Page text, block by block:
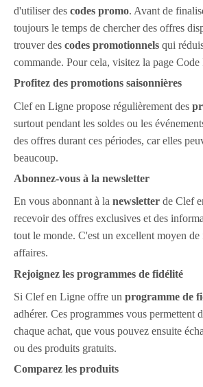
d'utiliser des codes promo. Avant de
toujours le temps de chercher des offres
trouver des codes promotionnels qui
commande. Pour cela, visitez la page
Profitez des promotions saisonnières
Clef en Ligne propose régulièrement des
surtout pendant les soldes ou les
des offres durant ces périodes, car elles
beaucoup.
Abonnez-vous à la newsletter
En vous abonnant à la newsletter de Clef
recevoir des offres exclusives et des
tout le monde. C'est un excellent moyen de
affaires.
Rejoignez les programmes de fidélité
Si Clef en Ligne offre un programme de
adhérer. Ces programmes vous permettent
chaque achat, que vous pouvez ensuite
ou des produits gratuits.
Comparez les produits